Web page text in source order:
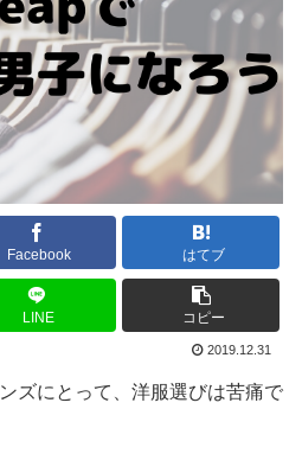
Facebook はてブ
LINE コピー
2019.12.31
ズにとって、洋服選びは苦痛で